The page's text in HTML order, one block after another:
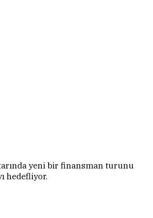
yeni bir finansman turunu
hedefliyor.